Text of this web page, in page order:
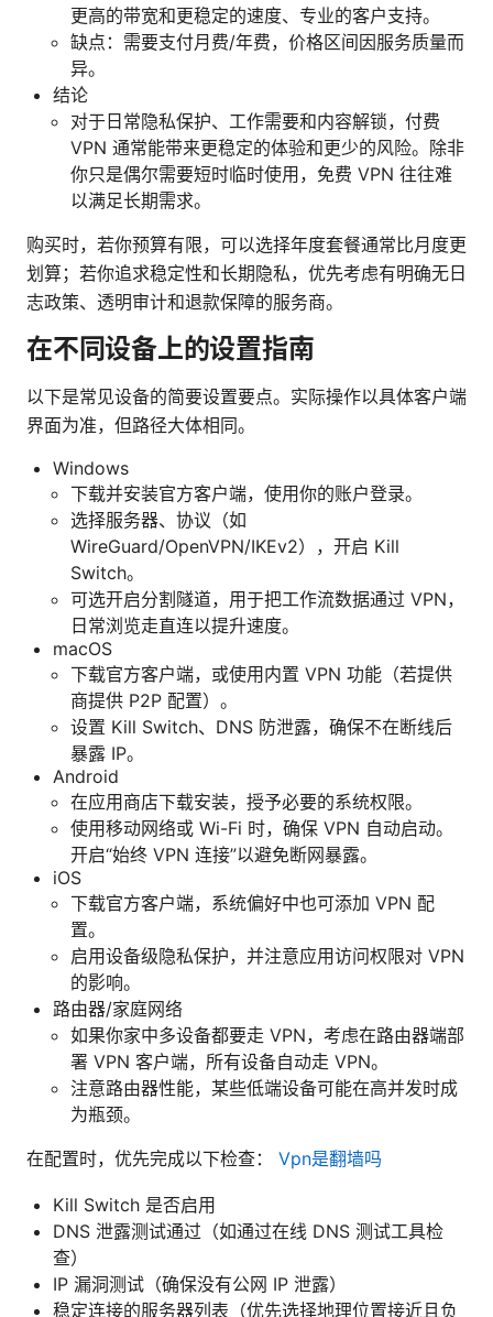
更高的带宽和更稳定的速度、专业的客户支持。
缺点：需要支付月费/年费，价格区间因服务质量而
异。
结论
对于日常隐私保护、工作需要和内容解锁，付费
VPN 通常能带来更稳定的体验和更少的风险。除非
你只是偶尔需要短时临时使用，免费 VPN 往往难
以满足长期需求。
购买时，若你预算有限，可以选择年度套餐通常比月度更
划算；若你追求稳定性和长期隐私，优先考虑有明确无日
志政策、透明审计和退款保障的服务商。
在不同设备上的设置指南
以下是常见设备的简要设置要点。实际操作以具体客户端
界面为准，但路径大体相同。
Windows
下载并安装官方客户端，使用你的账户登录。
选择服务器、协议（如
WireGuard/OpenVPN/IKEv2），开启 Kill
Switch。
可选开启分割隧道，用于把工作流数据通过 VPN，
日常浏览走直连以提升速度。
macOS
下载官方客户端，或使用内置 VPN 功能（若提供
商提供 P2P 配置）。
设置 Kill Switch、DNS 防泄露，确保不在断线后
暴露 IP。
Android
在应用商店下载安装，授予必要的系统权限。
使用移动网络或 Wi-Fi 时，确保 VPN 自动启动。
开启“始终 VPN 连接”以避免断网暴露。
iOS
下载官方客户端，系统偏好中也可添加 VPN 配
置。
启用设备级隐私保护，并注意应用访问权限对 VPN
的影响。
路由器/家庭网络
如果你家中多设备都要走 VPN，考虑在路由器端部
署 VPN 客户端，所有设备自动走 VPN。
注意路由器性能，某些低端设备可能在高并发时成
为瓶颈。
在配置时，优先完成以下检查： Vpn是翻墙吗
Kill Switch 是否启用
DNS 泄露测试通过（如通过在线 DNS 测试工具检
查）
IP 漏洞测试（确保没有公网 IP 泄露）
稳定连接的服务器列表（优先选择地理位置接近且负